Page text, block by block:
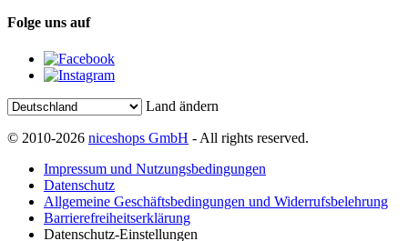
Folge uns auf
Land ändern
© 2010-2026 niceshops GmbH - All rights reserved.
Impressum und Nutzungsbedingungen
Datenschutz
Allgemeine Geschäftsbedingungen und Widerrufsbelehrung
Barrierefreiheitserklärung
Datenschutz-Einstellungen